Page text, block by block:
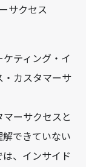
ティング・イ
カスタマーサ
ーサクセスと
できていない
、インサイド